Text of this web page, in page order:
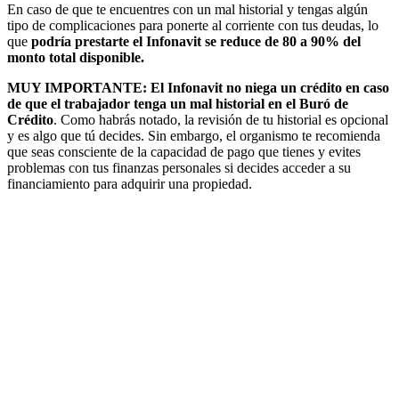
En caso de que te encuentres con un mal historial y tengas algún
tipo de complicaciones para ponerte al corriente con tus deudas, lo
que podría prestarte el Infonavit se reduce de 80 a 90% del
monto total disponible.
MUY IMPORTANTE: El Infonavit no niega un crédito en caso
de que el trabajador tenga un mal historial en el Buró de
Crédito. Como habrás notado, la revisión de tu historial es opcional
y es algo que tú decides. Sin embargo, el organismo te recomienda
que seas consciente de la capacidad de pago que tienes y evites
problemas con tus finanzas personales si decides acceder a su
financiamiento para adquirir una propiedad.